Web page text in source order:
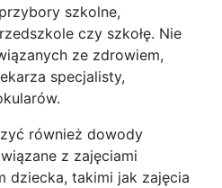
szkolne,
czy szkołę. Nie
ze zdrowiem,
specjalisty,
również dowody
z zajęciami
dziecka, takimi jak zajęcia